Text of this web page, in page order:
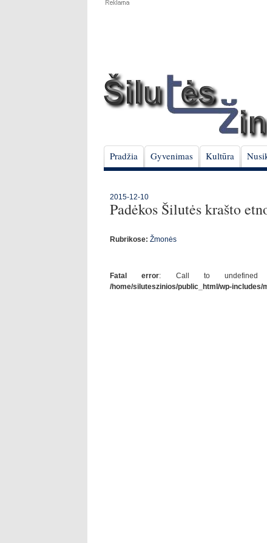
Pradžia Gyvenimas Kultūra
2015-12-10
Padėkos Šilutės krašto
Rubrikose: Žmonės
Fatal error: Call to undefined
/home/siluteszinios/public_html/wp-includes/